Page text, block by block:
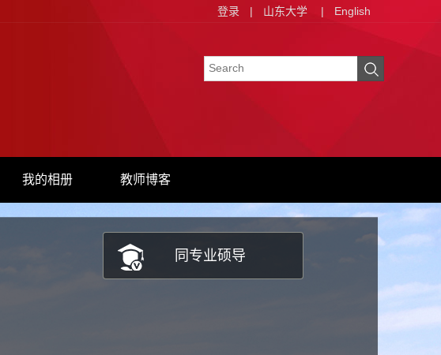
登录 | 山东大学 | English
我的相册 教师博客
同专业硕导